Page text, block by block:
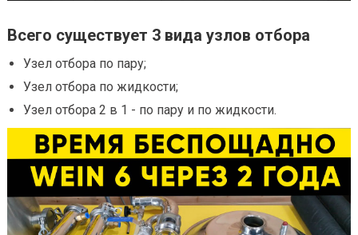
Всего существует 3 вида узлов отбора
Узел отбора по пару;
Узел отбора по жидкости;
Узел отбора 2 в 1 - по пару и по жидкости.